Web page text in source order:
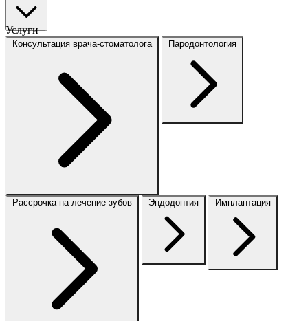
Услуги
Консультация врача-стоматолога Пародонтология
Рассрочка на лечение зубов Эндодонтия Имплантация